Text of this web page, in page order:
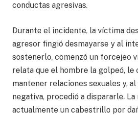
conductas agresivas.
Durante el incidente, la víctima
agresor fingió desmayarse y al
sostenerlo, comenzó un forcejeo
relata que el hombre la golpeó, le
mantener relaciones sexuales y,
negativa, procedió a dispararle.
actualmente un cabestrillo por